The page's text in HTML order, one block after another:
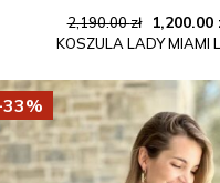
2,190.00zł
cena
2,190.00
1,200.00
KOSZULA LADY MIAMI